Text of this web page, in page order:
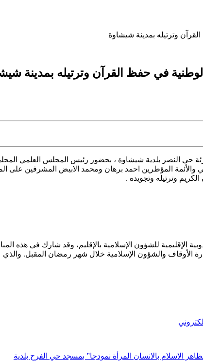
وترتيله بمدينة شيشاوة
في حفظ القرآن وترتيله بمدينة
بلدية شيشاوة ، بحضور رئيس المجلس العلمي
المؤطرين احمد برهان ومحمد الابيض المشرفين على
وترتيله وتجويده .
للشؤون الإسلامية بالإقليم، وقد شارك في هذه
خلال شهر رمضان المقبل. والذي عرف 41 مشاركا ومشاركة على مستوى عمالة
الاسلام بالانسان المرأة نمودجا” بمسجد حي الفرح بلدية